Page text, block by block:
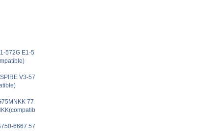
572G E1-5
V3-57
77
6667 57